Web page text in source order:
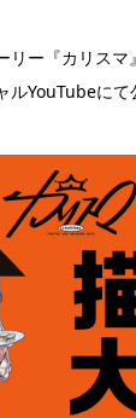
リー『カリス
ルYouTubeにて